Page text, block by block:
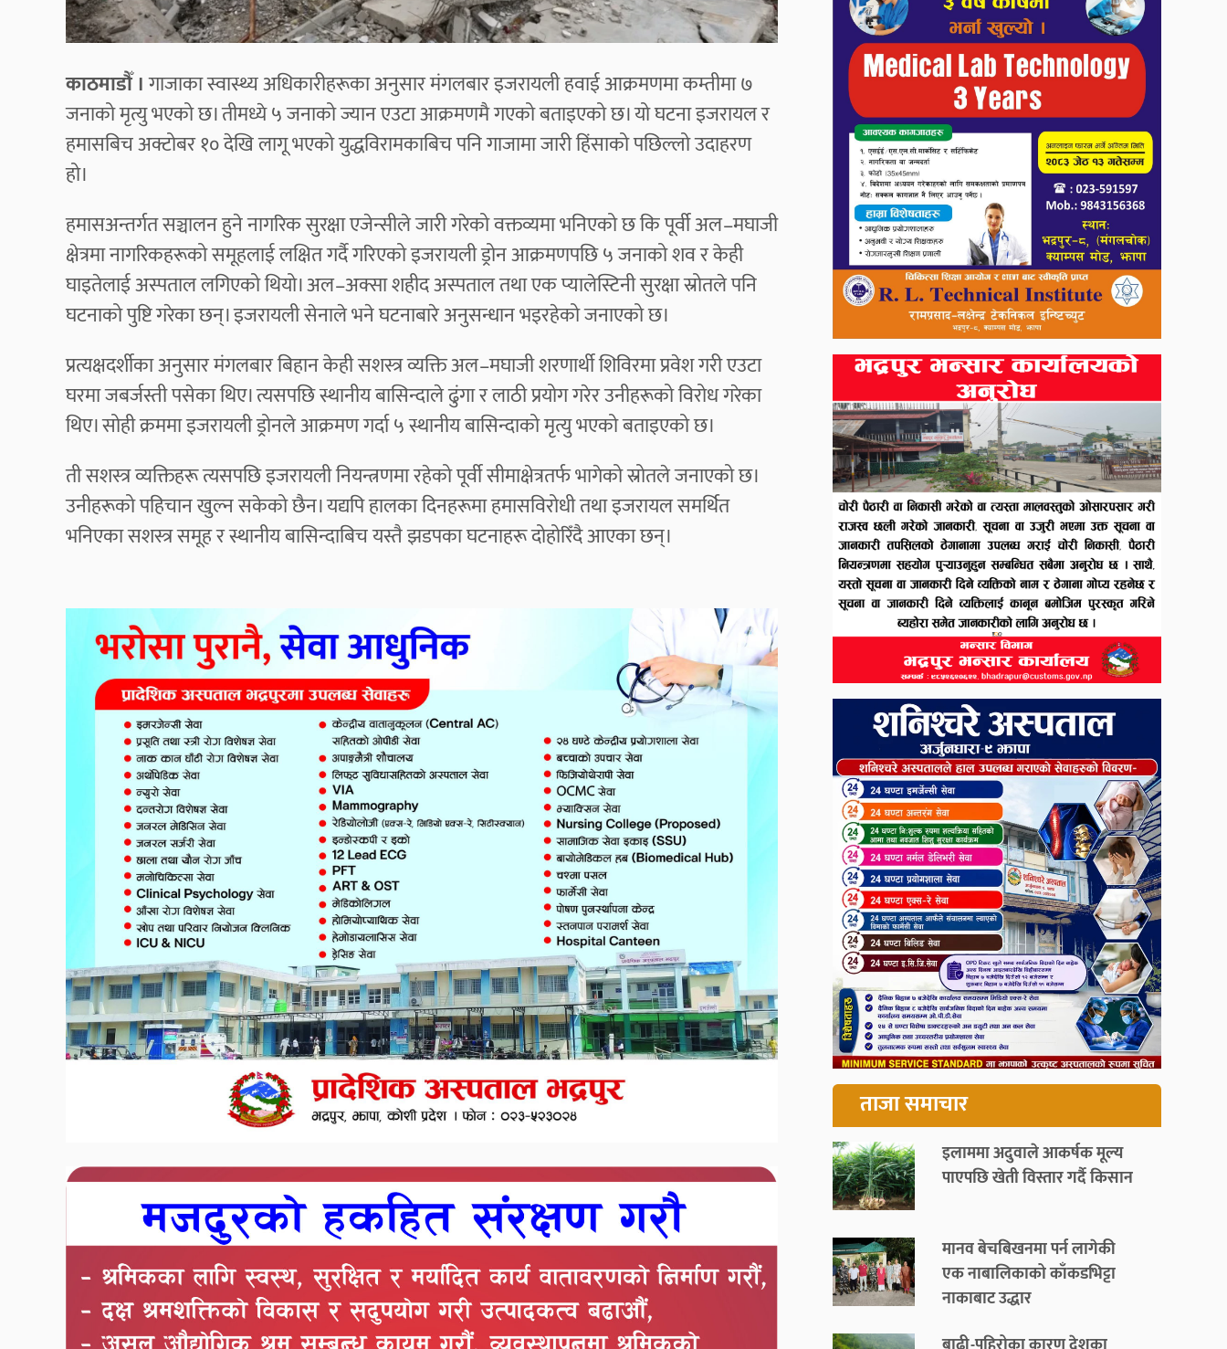
काठमाडौँ ।गाजाका स्वास्थ्य अधिकारीहरूका अनुसार मंगलबार इजरायली हवाई आक्रमणमा कम्तीमा ७
जनाको मृत्यु भएको छ। तीमध्ये ५ जनाको ज्यान एउटा आक्रमणमै गएको बताइएको छ। यो घटना इजरायल र
हमासबिच अक्टोबर १० देखि लागू भएको युद्धविरामकाबिच पनि गाजामा जारी हिंसाको पछिल्लो उदाहरण
हो।
हमासअन्तर्गत सञ्चालन हुने नागरिक सुरक्षा एजेन्सीले जारी गरेको वक्तव्यमा भनिएको छ कि पूर्वी अल–मघाजी
क्षेत्रमा नागरिकहरूको समूहलाई लक्षित गर्दै गरिएको इजरायली ड्रोन आक्रमणपछि ५ जनाको शव र केही
घाइतेलाई अस्पताल लगिएको थियो। अल–अक्सा शहीद अस्पताल तथा एक प्यालेस्टिनी सुरक्षा स्रोतले पनि
घटनाको पुष्टि गरेका छन्। इजरायली सेनाले भने घटनाबारे अनुसन्धान भइरहेको जनाएको छ।
प्रत्यक्षदर्शीका अनुसार मंगलबार बिहान केही सशस्त्र व्यक्ति अल–मघाजी शरणार्थी शिविरमा प्रवेश गरी एउटा
घरमा जबर्जस्ती पसेका थिए। त्यसपछि स्थानीय बासिन्दाले ढुंगा र लाठी प्रयोग गरेर उनीहरूको विरोध गरेका
थिए। सोही क्रममा इजरायली ड्रोनले आक्रमण गर्दा ५ स्थानीय बासिन्दाको मृत्यु भएको बताइएको छ।
ती सशस्त्र व्यक्तिहरू त्यसपछि इजरायली नियन्त्रणमा रहेको पूर्वी सीमाक्षेत्रतर्फ भागेको स्रोतले जनाएको छ।
उनीहरूको पहिचान खुल्न सकेको छैन। यद्यपि हालका दिनहरूमा हमासविरोधी तथा इजरायल समर्थित
भनिएका सशस्त्र समूह र स्थानीय बासिन्दाबिच यस्तै झडपका घटनाहरू दोहोरिँदै आएका छन्।
ताजा समाचार
इलाममा अदुवाले आकर्षक मूल्य
पाएपछि खेती विस्तार गर्दै किसान
मानव बेचबिखनमा पर्न लागेकी
एक नाबालिकाको काँकडभिट्टा
नाकाबाट उद्धार